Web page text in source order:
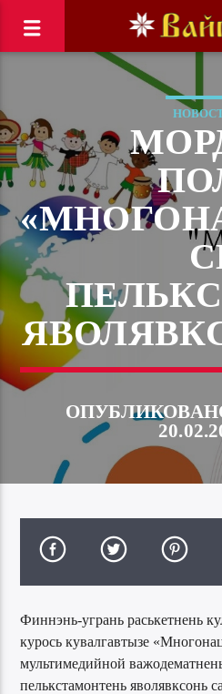
Финнэнь-угрань раськетнень
курось кувалгавтызе
мультимедийной
пелькстамонтень яволявксонь